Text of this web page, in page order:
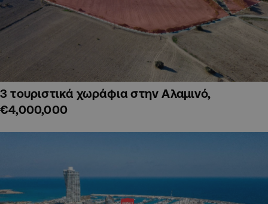
3 τουριστικά χωράφια στην Αλαμινό,
€4,000,000